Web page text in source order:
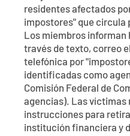
Calculadoras
Expertos a domicilio
Gestionar la cuenta de
Servicios
Preguntas frecuentes
Expertos en banca de
Preguntas frecuentes
Miembro EDU
Noticias de los
Medios de
Formularios
Explorar la banca digital
Early Pay Day
Zelle
Smart Card
Banco por teléfono
Póngase en contacto con
Carreras profesionales
Acerca de
Afiliación
Tarifas
residentes afectados
impostores" que circula
Los miembros
través de texto, correo
telefónica por
identificadas como
Comisión Federal de
agencias). Las víctimas
instrucciones para
institución financiera y